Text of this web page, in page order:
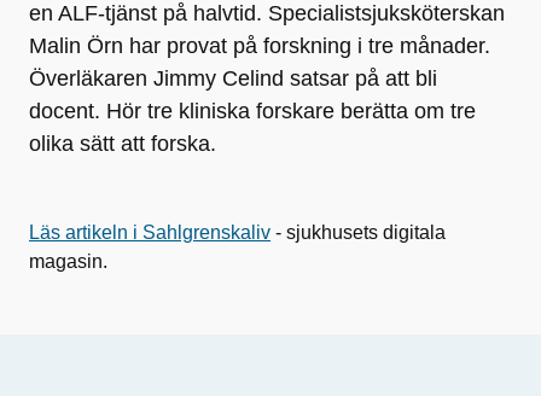
en ALF-tjänst på halvtid. Specialistsjuksköterskan
Malin Örn har provat på forskning i tre månader.
Överläkaren Jimmy Celind satsar på att bli
docent. Hör tre kliniska forskare berätta om tre
olika sätt att forska.
Läs artikeln i Sahlgrenskaliv - sjukhusets digitala
magasin.